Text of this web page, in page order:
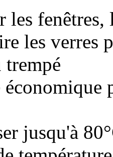
fenêtres,
les verres
jusqu'à